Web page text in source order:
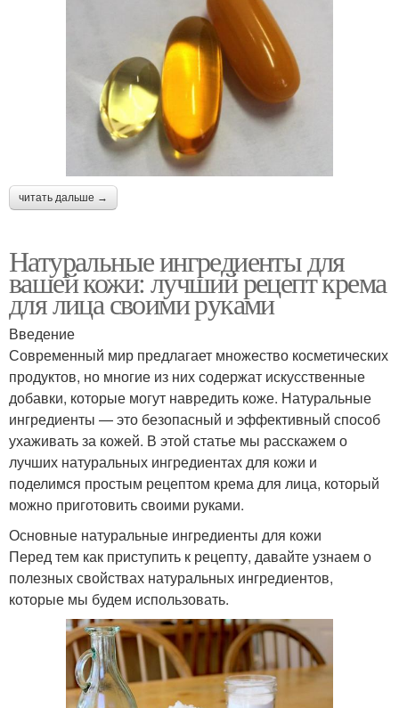
читать дальше →
Натуральные ингредиенты для
вашей кожи: лучший рецепт крема
для лица своими руками
Введение
Современный мир предлагает множество косметических
продуктов, но многие из них содержат искусственные
добавки, которые могут навредить коже. Натуральные
ингредиенты — это безопасный и эффективный способ
ухаживать за кожей. В этой статье мы расскажем о
лучших натуральных ингредиентах для кожи и
поделимся простым рецептом крема для лица, который
можно приготовить своими руками.
Основные натуральные ингредиенты для кожи
Перед тем как приступить к рецепту, давайте узнаем о
полезных свойствах натуральных ингредиентов,
которые мы будем использовать.